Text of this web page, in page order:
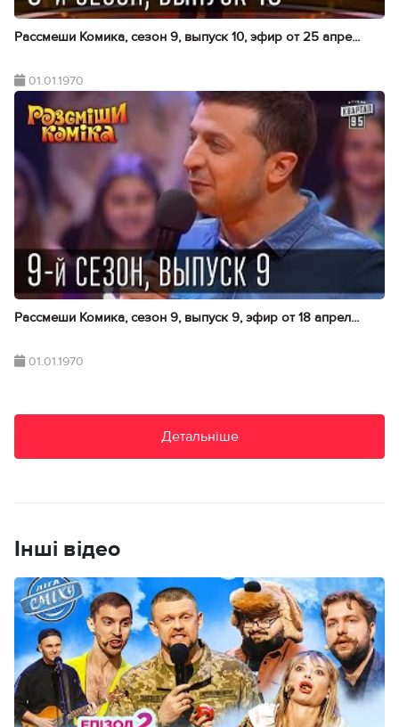
Рассмеши Комика, сезон 9, выпуск 10, эфир от 25 апре...
01.01.1970
Рассмеши Комика, сезон 9, выпуск 9, эфир от 18 апрел...
01.01.1970
Детальніше
Інші відео